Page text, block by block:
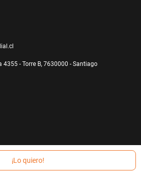
¡Lo quiero!
4355 - Torre B, 7630000 - Santiago